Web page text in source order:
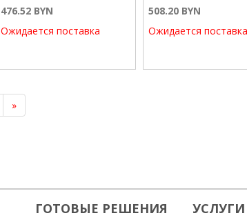
476.52 BYN
Ожидается поставка
508.20 BYN
Ожидается
»
ГОТОВЫЕ РЕШЕНИЯ УСЛУГИ